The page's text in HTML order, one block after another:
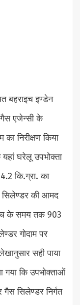
बहराइच इण्डेन
गैस एजेन्सी के
का निरीक्षण किया
यहां घरेलू उपभोक्ता
कि.ग्रा. का
की आमद
के समय तक 903
गोदाम पर
सही पाया
गया कि उपभोक्ताओं
सिलेण्डर निर्गत